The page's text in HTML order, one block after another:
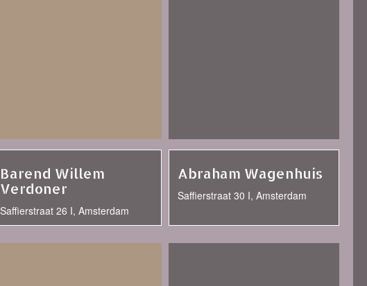
Barend Willem
Verdoner
Saffierstraat 26 I, Amsterdam
Abraham Wagenhuis
Saffierstraat 30 I, Amsterdam